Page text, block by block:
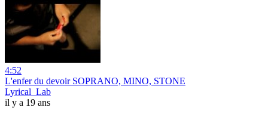
4:52
L'enfer du devoir SOPRANO, MINO, STONE
Lyrical_Lab
il y a 19 ans